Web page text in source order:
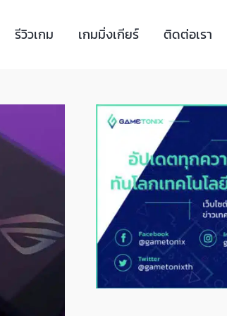
รีวิวเกม เกมมิ่งเกียร์ ติดต่อเรา